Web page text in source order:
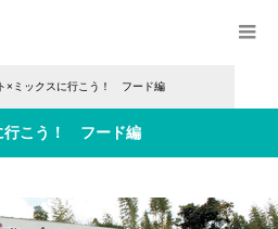
×ミックスに行こう！ フード編
行こう！ フード編